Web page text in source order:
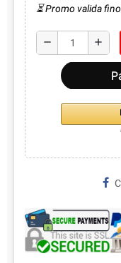
⏳ Promo valida
remove add